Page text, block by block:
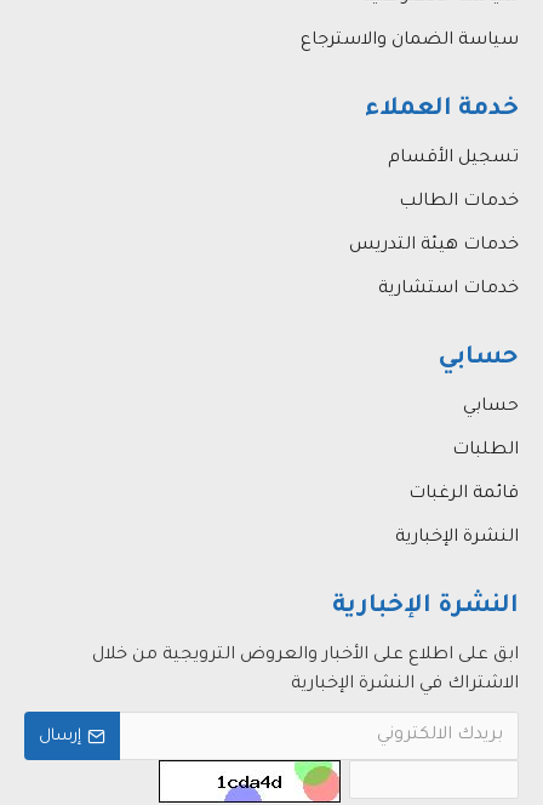
سياسة الضمان والاسترجاع
خدمة العملاء
تسجيل الأقسام
خدمات الطالب
خدمات هيئة التدريس
خدمات استشارية
حسابي
حسابي
الطلبات
قائمة الرغبات
النشرة الإخبارية
النشرة الإخبارية
ابق على اطلاع على الأخبار والعروض الترويجية من خلال
الاشتراك في النشرة الإخبارية
إرسال